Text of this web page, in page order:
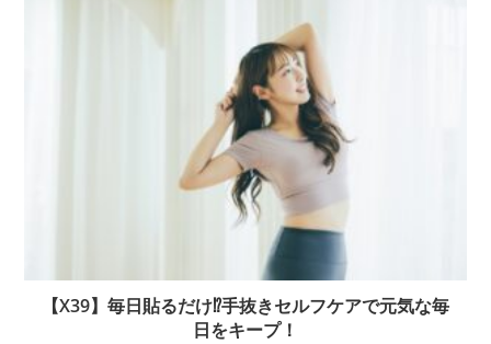
【X39】毎日貼るだけ⁉手抜きセルフケアで元気な毎
日をキープ！